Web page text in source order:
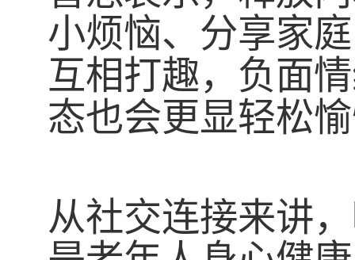
小烦恼、分享家
互相打趣，负面
态也会更显轻松
从社交连接来讲